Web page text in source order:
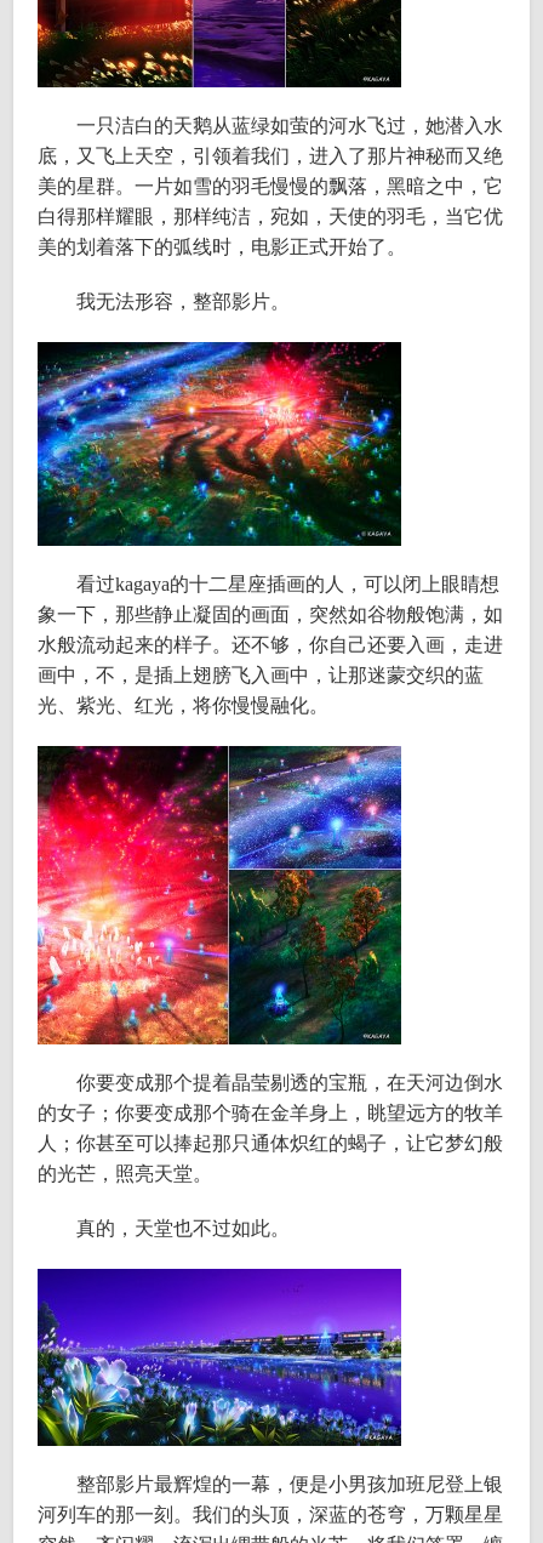
一只洁白的天鹅从蓝绿如萤的河水飞过，她潜入水
底，又飞上天空，引领着我们，进入了那片神秘而又绝
美的星群。一片如雪的羽毛慢慢的飘落，黑暗之中，它
白得那样耀眼，那样纯洁，宛如，天使的羽毛，当它优
美的划着落下的弧线时，电影正式开始了。
我无法形容，整部影片。
看过kagaya的十二星座插画的人，可以闭上眼睛想
象一下，那些静止凝固的画面，突然如谷物般饱满，如
水般流动起来的样子。还不够，你自己还要入画，走进
画中，不，是插上翅膀飞入画中，让那迷蒙交织的蓝
光、紫光、红光，将你慢慢融化。
你要变成那个提着晶莹剔透的宝瓶，在天河边倒水
的女子；你要变成那个骑在金羊身上，眺望远方的牧羊
人；你甚至可以捧起那只通体炽红的蝎子，让它梦幻般
的光芒，照亮天堂。
真的，天堂也不过如此。
整部影片最辉煌的一幕，便是小男孩加班尼登上银
河列车的那一刻。我们的头顶，深蓝的苍穹，万颗星星